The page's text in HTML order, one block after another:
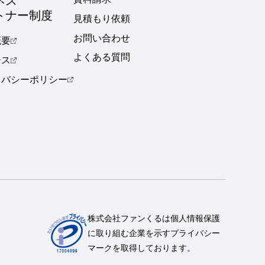
ナー制度
シーポリシー
見積もり依頼
お問い合わせ
よくある質問
株式会社ファンくるは個人情報保護
に取り組む企業を示すプライバシー
マークを取得しております。